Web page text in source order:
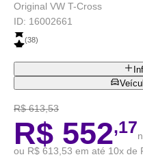
Original VW T-Cross
ID: 16002661
(38)
R$ 613,53
R$ 552,17
ou R$ 613,53 em até 10x de